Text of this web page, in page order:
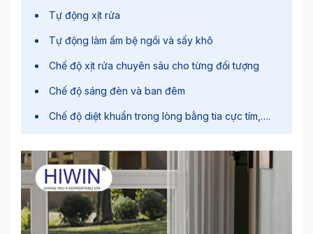
Tự động xịt rửa
Tự động làm ấm bệ ngồi và sấy khô
Chế độ xịt rửa chuyên sâu cho từng đối tượng
Chế độ sáng đèn và ban đêm
Chế độ diệt khuẩn trong lòng bằng tia cực tím,….